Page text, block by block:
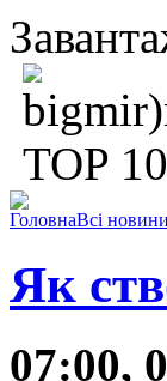
ГоловнаВсі новини
Як
07:00,